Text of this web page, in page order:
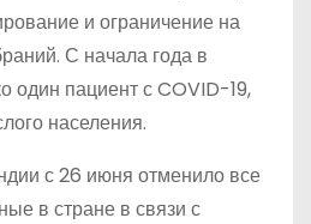
и ограничение на
С начала года в
один пациент с COVID-19,
населения.
с 26 июня отменило все
в стране в связи с